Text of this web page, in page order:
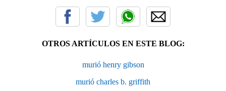
OTROS ARTÍCULOS EN ESTE BLOG:
murió henry gibson
murió charles b. griffith